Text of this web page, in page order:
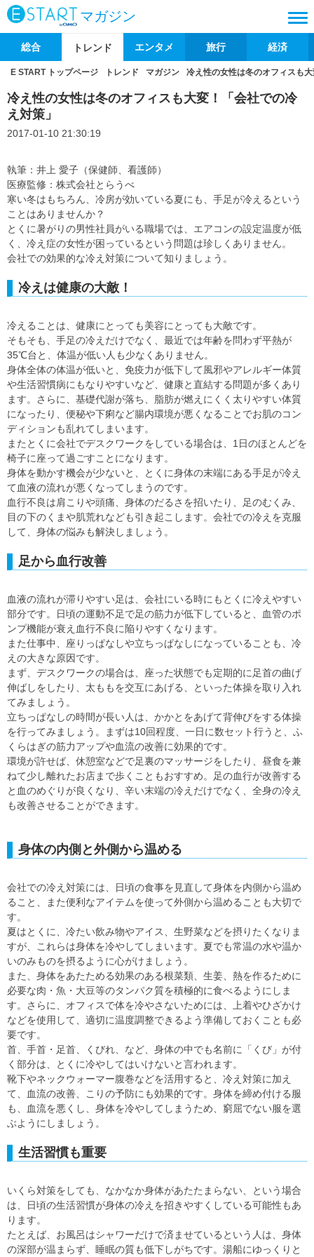
マガジン
総合 トレンド エンタメ 旅行 経済
E START トップページ トレンド マガジン 冷え性の女性は冬のオフィスも
冷え性の女性は冬のオフィスも大変！「会社での冷
え対策」
2017-01-10 21:30:19
執筆：井上 愛子（保健師、看護師）
医療監修：株式会社とらうべ
寒い冬はもちろん、冷房が効いている夏にも、手足が冷えるという
ことはありませんか？
とくに暑がりの男性社員がいる職場では、エアコンの設定温度が低
く、冷え症の女性が困っているという問題は珍しくありません。
会社での効果的な冷え対策について知りましょう。
冷えは健康の大敵！
冷えることは、健康にとっても美容にとっても大敵です。
そもそも、手足の冷えだけでなく、最近では年齢を問わず平熱が
35℃台と、体温が低い人も少なくありません。
身体全体の体温が低いと、免疫力が低下して風邪やアレルギー体質
や生活習慣病にもなりやすいなど、健康と直結する問題が多くあり
ます。さらに、基礎代謝が落ち、脂肪が燃えにくく太りやすい体質
になったり、便秘や下痢など腸内環境が悪くなることでお肌のコン
ディションも乱れてしまいます。
またとくに会社でデスクワークをしている場合は、1日のほとんどを
椅子に座って過ごすことになります。
身体を動かす機会が少ないと、とくに身体の末端にある手足が冷え
て血液の流れが悪くなってしまうのです。
血行不良は肩こりや頭痛、身体のだるさを招いたり、足のむくみ、
目の下のくまや肌荒れなども引き起こします。会社での冷えを克服
して、身体の悩みも解決しましょう。
足から血行改善
血液の流れが滞りやすい足は、会社にいる時にもとくに冷えやすい
部分です。日頃の運動不足で足の筋力が低下していると、血管のポ
ンプ機能が衰え血行不良に陥りやすくなります。
また仕事中、座りっぱなしや立ちっぱなしになっていることも、冷
えの大きな原因です。
まず、デスクワークの場合は、座った状態でも定期的に足首の曲げ
伸ばしをしたり、太ももを交互にあげる、といった体操を取り入れ
てみましょう。
立ちっぱなしの時間が長い人は、かかとをあげて背伸びをする体操
を行ってみましょう。まずは10回程度、一日に数セット行うと、ふ
くらはぎの筋力アップや血流の改善に効果的です。
環境が許せば、休憩室などで足裏のマッサージをしたり、昼食を兼
ねて少し離れたお店まで歩くこともおすすめ。足の血行が改善する
と血のめぐりが良くなり、辛い末端の冷えだけでなく、全身の冷え
も改善させることができます。
身体の内側と外側から温める
会社での冷え対策には、日頃の食事を見直して身体を内側から温め
ること、また便利なアイテムを使って外側から温めることも大切で
す。
夏はとくに、冷たい飲み物やアイス、生野菜などを摂りたくなりま
すが、これらは身体を冷やしてしまいます。夏でも常温の水や温か
いのみものを摂るように心がけましょう。
また、身体をあたためる効果のある根菜類、生姜、熱を作るために
必要な肉・魚・大豆等のタンパク質を積極的に食べるようにしま
す。さらに、オフィスで体を冷やさないためには、上着やひざかけ
などを使用して、適切に温度調整できるよう準備しておくことも必
要です。
首、手首・足首、くびれ、など、身体の中でも名前に「くび」が付
く部分は、とくに冷やしてはいけないと言われます。
靴下やネックウォーマー腹巻などを活用すると、冷え対策に加え
て、血流の改善、こりの予防にも効果的です。身体を締め付ける服
も、血流を悪くし、身体を冷やしてしまうため、窮屈でない服を選
ぶようにしましょう。
生活習慣も重要
いくら対策をしても、なかなか身体があたたまらない、という場合
は、日頃の生活習慣が身体の冷えを招きやすくしている可能性もあ
ります。
たとえば、お風呂はシャワーだけで済ませているという人は、身体
の深部が温まらず、睡眠の質も低下しがちです。湯船にゆっくりと